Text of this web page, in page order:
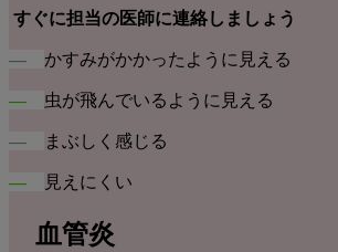
すぐに担当の医師に連絡しましょう
― かすみがかかったように見える
― 虫が飛んでいるように見える
― まぶしく感じる
― 見えにくい
血管炎